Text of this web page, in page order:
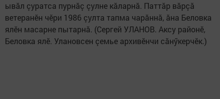
ывăл çуратса пурнăç çулне кăларнă. Паттăр вăрçă
ветеранӗн чӗри 1986 çулта тапма чарăннă, ăна Беловка
ялӗн масарне пытарнă. (Сергей УЛАНОВ. Аксу районӗ,
Беловка ялӗ. Улановсен çемье архивӗнчи сăнӳкерчӗк.)